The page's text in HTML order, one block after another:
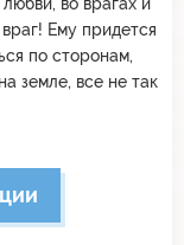
Ему придется
по сторонам,
земле, все не так